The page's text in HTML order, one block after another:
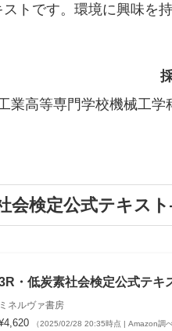
トです。環境に興味を
業高等専門学校機械工学
会検定公式テキス
・低炭素社会検定公式テキ
ミネルヴァ書房
（2025/02/28 20:35時点 | Amazon調べ